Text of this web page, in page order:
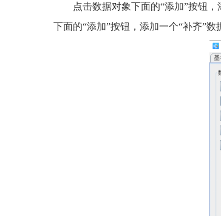
点击数据对象下面的“添加”按钮
下面的“添加”按钮，添加一个“补齐”